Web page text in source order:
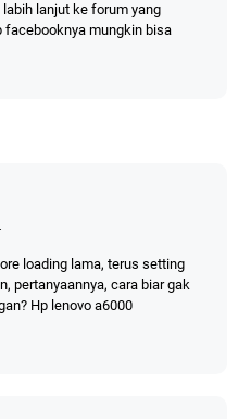
lanjut ke forum yang
facebooknya mungkin bisa
loading lama, terus setting
pertanyaannya, cara biar gak
Hp lenovo a6000